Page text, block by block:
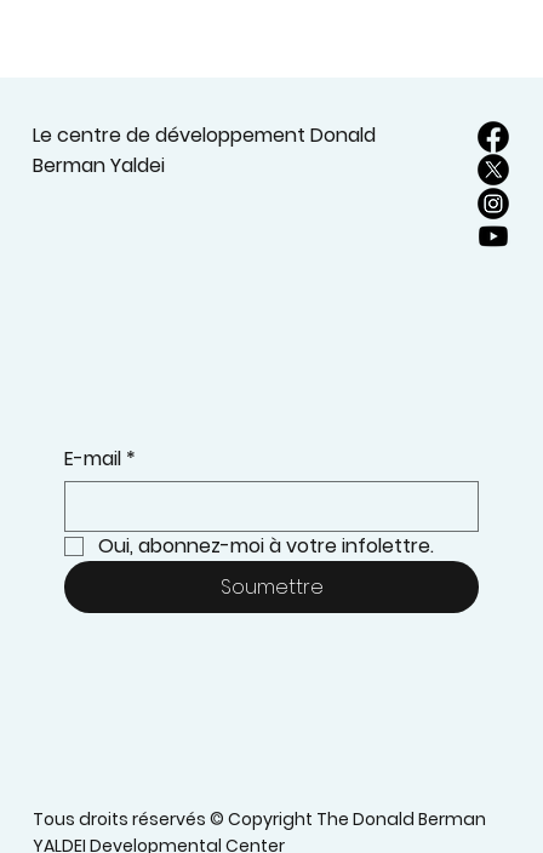
Le centre de développement Donald
Berman Yaldei
E-mail *
Oui, abonnez-moi à votre infolettre.
Soumettre
Tous droits réservés © Copyright The Donald Berman
YALDEI Developmental Center